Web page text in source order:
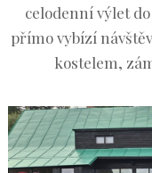
celodenní výlet
přímo vybízí
kostelem,